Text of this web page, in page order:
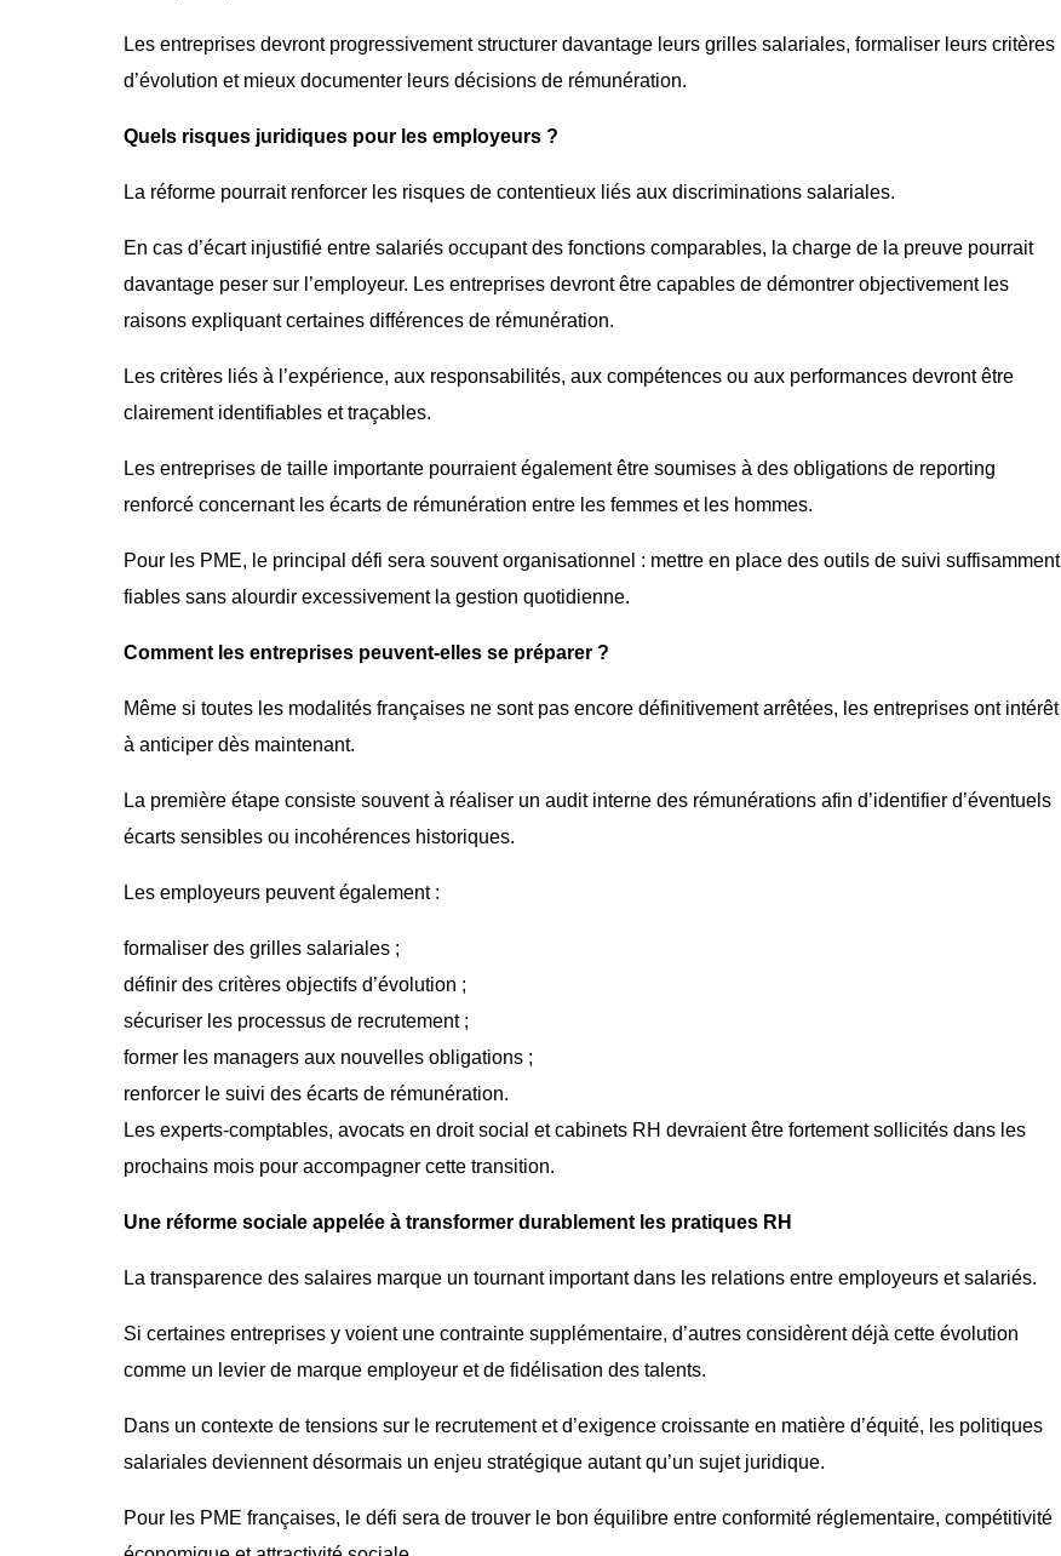
Les entreprises devront progressivement structurer davantage leurs grilles salariales, formaliser leurs critères
d’évolution et mieux documenter leurs décisions de rémunération.
Quels risques juridiques pour les employeurs ?
La réforme pourrait renforcer les risques de contentieux liés aux discriminations salariales.
En cas d’écart injustifié entre salariés occupant des fonctions comparables, la charge de la preuve pourrait
davantage peser sur l’employeur. Les entreprises devront être capables de démontrer objectivement les
raisons expliquant certaines différences de rémunération.
Les critères liés à l’expérience, aux responsabilités, aux compétences ou aux performances devront être
clairement identifiables et traçables.
Les entreprises de taille importante pourraient également être soumises à des obligations de reporting
renforcé concernant les écarts de rémunération entre les femmes et les hommes.
Pour les PME, le principal défi sera souvent organisationnel : mettre en place des outils de suivi suffisamment
fiables sans alourdir excessivement la gestion quotidienne.
Comment les entreprises peuvent-elles se préparer ?
Même si toutes les modalités françaises ne sont pas encore définitivement arrêtées, les entreprises ont intérêt
à anticiper dès maintenant.
La première étape consiste souvent à réaliser un audit interne des rémunérations afin d’identifier d’éventuels
écarts sensibles ou incohérences historiques.
Les employeurs peuvent également :
formaliser des grilles salariales ;
définir des critères objectifs d’évolution ;
sécuriser les processus de recrutement ;
former les managers aux nouvelles obligations ;
renforcer le suivi des écarts de rémunération.
Les experts-comptables, avocats en droit social et cabinets RH devraient être fortement sollicités dans les
prochains mois pour accompagner cette transition.
Une réforme sociale appelée à transformer durablement les pratiques RH
La transparence des salaires marque un tournant important dans les relations entre employeurs et salariés.
Si certaines entreprises y voient une contrainte supplémentaire, d’autres considèrent déjà cette évolution
comme un levier de marque employeur et de fidélisation des talents.
Dans un contexte de tensions sur le recrutement et d’exigence croissante en matière d’équité, les politiques
salariales deviennent désormais un enjeu stratégique autant qu’un sujet juridique.
Pour les PME françaises, le défi sera de trouver le bon équilibre entre conformité réglementaire, compétitivité